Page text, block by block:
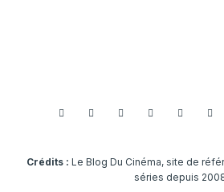
Crédits : Le Blog Du Cinéma, site de
séries depuis